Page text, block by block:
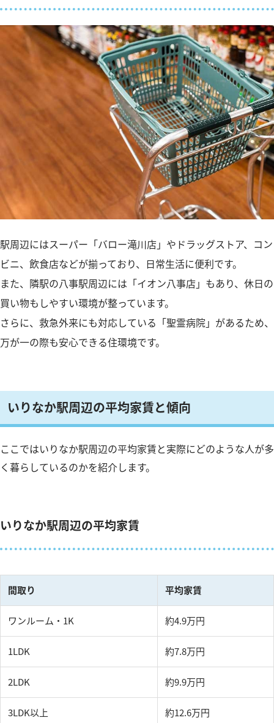
駅周辺にはスーパー「バロー滝川店」やドラッグストア、コン
ビニ、飲食店などが揃っており、日常生活に便利です。
また、隣駅の八事駅周辺には「イオン八事店」もあり、休日の
買い物もしやすい環境が整っています。
さらに、救急外来にも対応している「聖霊病院」があるため、
万が一の際も安心できる住環境です。
いりなか駅周辺の平均家賃と傾向
ここではいりなか駅周辺の平均家賃と実際にどのような人が多
く暮らしているのかを紹介します。
いりなか駅周辺の平均家賃
間取り 平均家賃
ワンルーム・1K 約4.9万円
1LDK 約7.8万円
2LDK 約9.9万円
3LDK以上 約12.6万円